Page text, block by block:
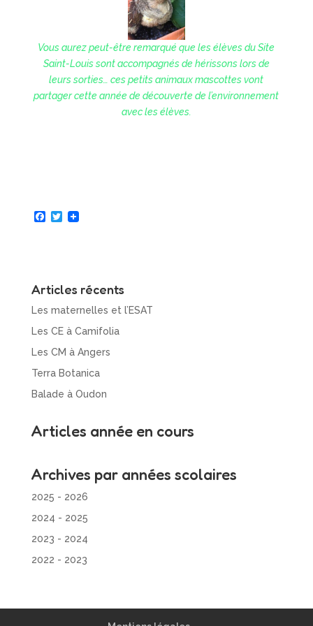
Vous aurez peut-être remarqué que les élèves du Site
Saint-Louis sont accompagnés de hérissons lors de
leurs sorties… ces petits animaux mascottes vont
partager cette année de découverte de l’environnement
avec les élèves.
F
o
k
T
r
Articles récents
Les maternelles et l’ESAT
Les CE à Camifolia
Les CM à Angers
Terra Botanica
Balade à Oudon
Articles année en cours
Archives par années scolaires
2025 - 2026
2024 - 2025
2023 - 2024
2022 - 2023